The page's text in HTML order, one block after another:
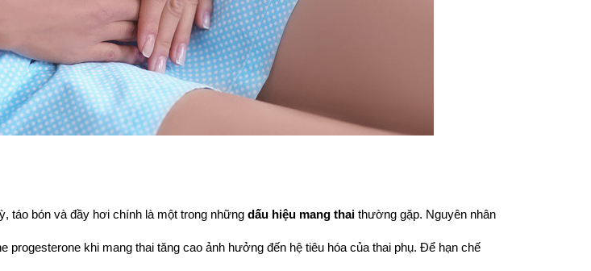
táo bón và đầy hơi chính là một trong những dấu hiệu mang thai thường gặp. Nguyên nhân
progesterone khi mang thai tăng cao ảnh hưởng đến hệ tiêu hóa của thai phụ. Để hạn chế